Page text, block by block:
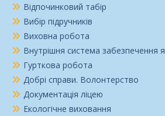
Відпочинковий табір
Вибір підручників
Виховна робота
Внутрішня система забезпечення
Гурткова робота
Добрі справи. Волонтерство
Документація ліцею
Екологічне виховання